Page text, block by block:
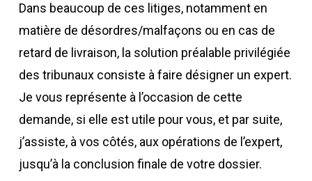
Dans beaucoup de ces litiges, notamment en
matière de désordres/malfaçons ou en cas de
retard de livraison, la solution préalable privilégiée
des tribunaux consiste à faire désigner un expert.
Je vous représente à l’occasion de cette
demande, si elle est utile pour vous, et par suite,
j’assiste, à vos côtés, aux opérations de l’expert,
jusqu’à l a conclusion finale de votre dossier.